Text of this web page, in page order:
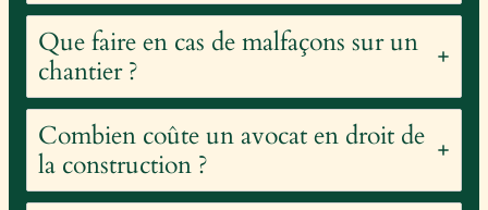
Que faire en cas de malfaçons sur un
chantier ?
Combien coûte un avocat en droit de
la construction ?